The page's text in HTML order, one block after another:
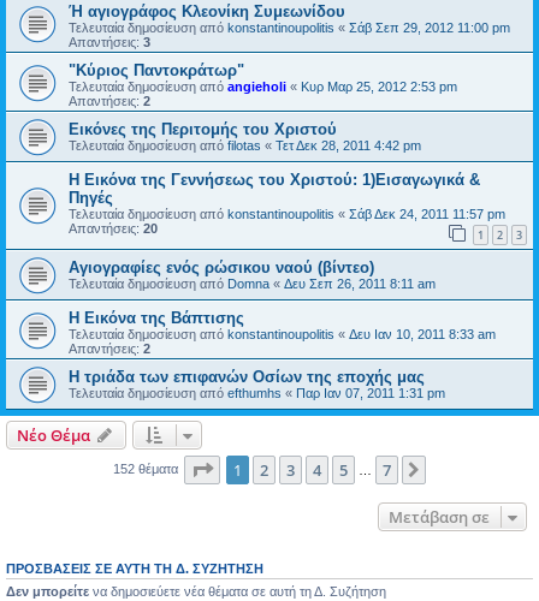
Ή αγιογράφος Κλεονίκη Συμεωνίδου
Τελευταία δημοσίευση από konstantinoupolitis « Σάβ Σεπ 29, 2012 11:00 pm
Απαντήσεις: 3
"Κύριος Παντοκράτωρ"
Τελευταία δημοσίευση από angieholi « Κυρ Μαρ 25, 2012 2:53 pm
Απαντήσεις: 2
Εικόνες της Περιτομής του Χριστού
Τελευταία δημοσίευση από filotas « Τετ Δεκ 28, 2011 4:42 pm
Η Εικόνα της Γεννήσεως του Χριστού: 1)Εισαγωγικά &
Πηγές
Τελευταία δημοσίευση από konstantinoupolitis « Σάβ Δεκ 24, 2011 11:57 pm
Απαντήσεις: 20 1 2 3
Αγιογραφίες ενός ρώσικου ναού (βίντεο)
Τελευταία δημοσίευση από Domna « Δευ Σεπ 26, 2011 8:11 am
Η Εικόνα της Βάπτισης
Τελευταία δημοσίευση από konstantinoupolitis « Δευ Ιαν 10, 2011 8:33 am
Απαντήσεις: 2
Η τριάδα των επιφανών Οσίων της εποχής μας
Τελευταία δημοσίευση από efthumhs « Παρ Ιαν 07, 2011 1:31 pm
Νέο Θέμα
152 θέματα Σελίδα από7
1 2 3 4 5 7
Μετάβαση σε
ΠΡΟΣΒΆΣΕΙΣ ΣΕ ΑΥΤΉ ΤΗ Δ. ΣΥΖΉΤΗΣΗ
Δεν μπορείτε να δημοσιεύετε νέα θέματα σε αυτή τη Δ. Συζήτηση